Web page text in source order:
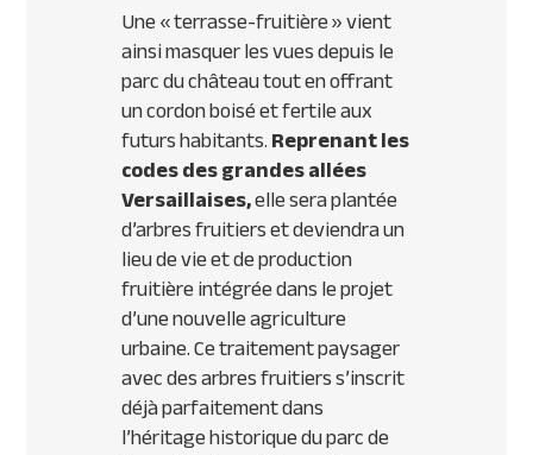
Une « terrasse-fruitière » vient
ainsi masquer les vues depuis le
parc du château tout en offrant
un cordon boisé et fertile aux
futurs habitants.Reprenant les
codes des grandes allées
Versaillaises,elle sera plantée
d’arbres fruitiers et deviendra un
lieu de vie et de production
fruitière intégrée dans le projet
d’une nouvelle agriculture
urbaine. Ce traitement paysager
avec des arbres fruitiers s’inscrit
déjà parfaitement dans
l’héritage historique du parc de